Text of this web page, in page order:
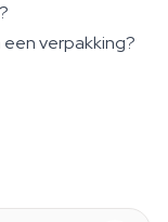
een verpakking?